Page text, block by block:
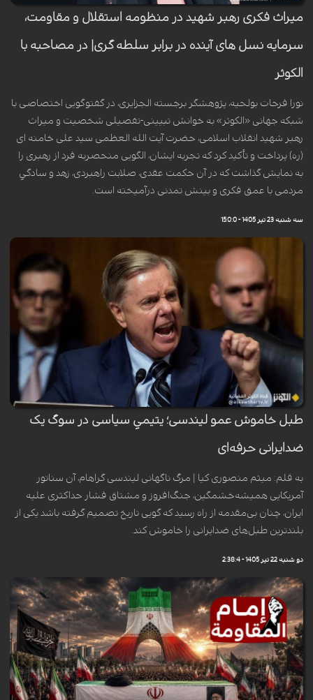
میراث فکری رهبر شهید در منظومه استقلال و مقاومت،
سرمایه نسل های آینده در برابر سلطه گری| در مصاحبه با
الکوثر
نورا فرحات بولحیه، پژوهشگر برجسته الجزایری، در گفتوگویی اختصاصی با
شبکه جهانی «الکوثر» به خوانش تبیینی-تفصیلی شخصیت و میراث
رهبر شهید انقلاب اسلامی، حضرت آیت الله العظمی سید علی خامنه ای
(ره) پرداخت و تأکید کرد که تجربه ایشان، الگویی منحصربه فرد از رهبری را
به نمایش گذاشت که در آن حکمت عقدی، صلابت راهبردی، زهد و سادگیِ
مردمی با عمق فکری و بینش تمدنی درآمیخته است.
سه شنبه 23 تیر 1405 - 15:0:0
طبل خاموش عمو لیندسی؛ یتیمیِ سیاسی در سوگ یک
ضدایرانی حرفه‌ای
به قلم: میثم منصوری کیا | مرگ‌ ناگهانی‌ لیندسی گراهام، آن سناتور
آمریکایی همیشه‌خشمگین، جنگ‌افروز و مشتاق فشار حداکثری علیه
ایران، چنان بی‌مقدمه از راه رسید که گویی تاریخ تصمیم گرفته باشد یکی از
بلندترین طبل‌های ضدایرانی را خاموش کند.
دو شنبه 22 تیر 1405 - 2:38:4